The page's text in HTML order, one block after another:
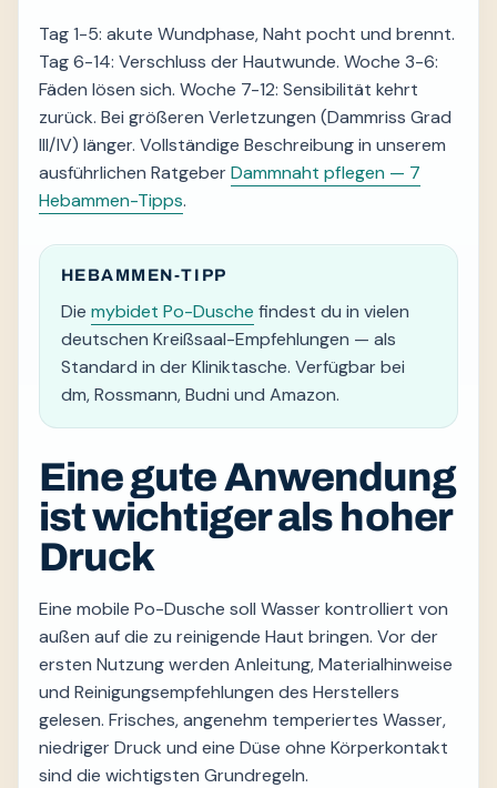
Tag 1-5: akute Wundphase, Naht pocht und brennt.
Tag 6-14: Verschluss der Hautwunde. Woche 3-6:
Fäden lösen sich. Woche 7-12: Sensibilität kehrt
zurück. Bei größeren Verletzungen (Dammriss Grad
III/IV) länger. Vollständige Beschreibung in unserem
ausführlichen RatgeberDammnaht pflegen — 7
Hebammen-Tipps.
HEBAMMEN-TIPP
Die mybidet Po-Dusche findest du in vielen
deutschen Kreißsaal-Empfehlungen — als
Standard in der Kliniktasche. Verfügbar bei
dm, Rossmann, Budni und Amazon.
Eine gute Anwendung
ist wichtiger als hoher
Druck
Eine mobile Po-Dusche soll Wasser kontrolliert von
außen auf die zu reinigende Haut bringen. Vor der
ersten Nutzung werden Anleitung, Materialhinweise
und Reinigungsempfehlungen des Herstellers
gelesen. Frisches, angenehm temperiertes Wasser,
niedriger Druck und eine Düse ohne Körperkontakt
sind die wichtigsten Grundregeln.